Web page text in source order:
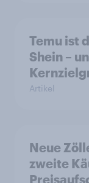
Temu ist
Shein –
Artikel
Neue
zweite
Preisaufschlägen